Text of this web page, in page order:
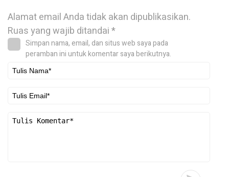
Alamat email Anda tidak akan dipublikasikan.
Ruas yang wajib ditandai*
Simpan nama, email, dan situs web saya pada
peramban ini untuk komentar saya berikutnya.